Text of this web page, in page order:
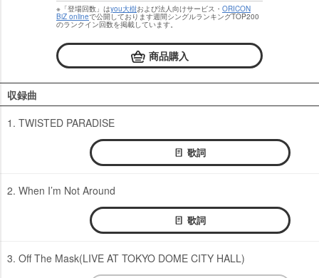
※「登場回数」はyou大樹および法人向けサービス・ ORICON
BiZ onlineで公開しております週間シングルランキングTOP200
のランクイン回数を掲載しています。
商品購入
収録曲
1. TWISTED PARADISE
歌詞
2. When I’m Not Around
歌詞
3. Off The Mask(LIVE AT TOKYO DOME CITY HALL)